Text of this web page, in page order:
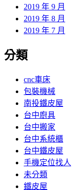
2019 年 9 月
2019 年 8 月
2019 年 7 月
分類
cnc車床
包裝機械
南投鐵皮屋
台中廚具
台中搬家
台中系統櫃
台中鐵皮屋
手機定位找人
未分類
鐵皮屋